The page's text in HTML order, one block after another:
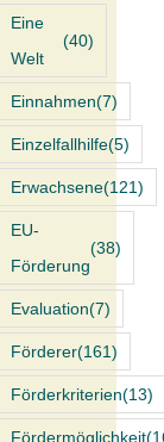
Eine
Welt
(40)
Einnahmen(7)
Einzelfallhilfe(5)
Erwachsene(121)
EU-
Förderung
(38)
Evaluation(7)
Förderer(161)
Förderkriterien(13)
Fördermöglichkeit